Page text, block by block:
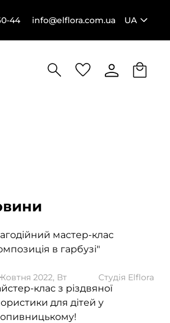
44 info@elflora.com.ua UA
мастер-клас
в гарбузі"
2022, Вт Студія Elflora
клас з різдвяної
для дітей у